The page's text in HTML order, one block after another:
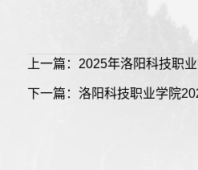
上一篇：2025年洛阳科技职
下一篇：洛阳科技职业学院